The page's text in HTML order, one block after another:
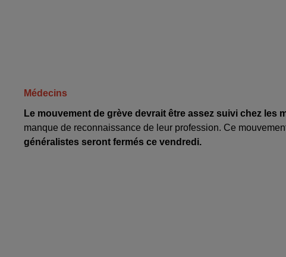
Médecins
Le mouvement de grève devrait être assez suivi chez les
manque de reconnaissance de leur profession. Ce
généralistes seront fermés ce vendredi.